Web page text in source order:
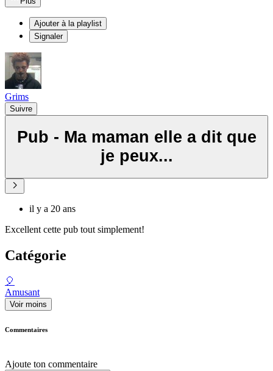
Ajouter à la playlist
Signaler
Grims
Suivre
Pub - Ma maman elle a dit que
je peux...
il y a 20 ans
Excellent cette pub tout simplement!
Catégorie
🎈
Amusant
Voir moins
Commentaires
Ajoute ton commentaire